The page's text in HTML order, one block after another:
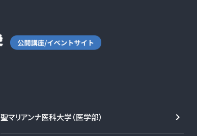
聖マリアンナ医科大学（医学部）